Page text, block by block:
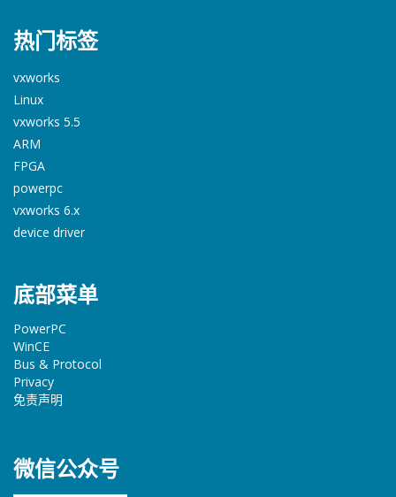
热门标签
vxworks
Linux
vxworks 5.5
ARM
FPGA
powerpc
vxworks 6.x
device driver
底部菜单
PowerPC
WinCE
Bus & Protocol
Privacy
免责声明
微信公众号